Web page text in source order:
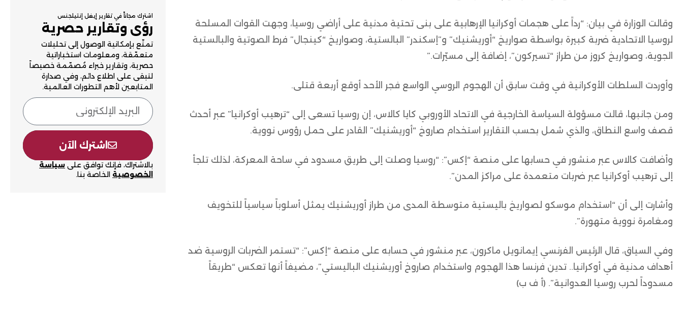
وقالت الوزارة في بيان: “رداً على هجمات أوكرانيا الإرهابية على بنى تحتية مدنية على أراضي روسيا، وجهت القوات المسلحة
لروسيا الاتحادية ضربة كبيرة بواسطة صواريخ “أوريشنيك” و”إسكندر” البالستية، وصواريخ “كينجال” فرط الصوتية والبالستية
الجوية، وصواريخ كروز من طراز “تسيركون”، إضافة إلى مسيّرات.”
وأوردت السلطات الأوكرانية في وقت سابق أن الهجوم الروسي الواسع فجر الأحد أوقع أربعة قتلى.
ومن جانبها، قالت مسؤولة السياسة الخارجية في الاتحاد الأوروبي كايا كالاس، إن روسيا تسعى إلى “ترهيب أوكرانيا” عبر أحدث
قصف واسع النطاق، والذي شمل بحسب التقارير استخدام صاروخ “أوريشنيك” القادر على حمل رؤوس نووية.
وأضافت كالاس عبر منشور في حسابها على منصة “إكس”: “روسيا وصلت إلى طريق مسدود في ساحة المعركة، لذلك تلجأ
إلى ترهيب أوكرانيا عبر ضربات متعمدة على مراكز المدن”.
وأشارت إلى أن “استخدام موسكو لصواريخ باليستية متوسطة المدى من طراز أوريشنيك يمثل أسلوباً سياسياً للتخويف
ومغامرة نووية متهورة”.
وفي السياق، قال الرئيس الفرنسي إيمانويل ماكرون، عبر منشور في حسابه على منصة “إكس”: “تستمر الضربات الروسية ضد
أهداف مدنية في أوكرانيا.. تدين فرنسا هذا الهجوم واستخدام صاروخ أوريشنيك الباليستي”، مضيفاً أنها تعكس “طريقاً
مسدوداً لحرب روسيا العدوانية”. (أ ف ب)
اشترك مجاناً في تقارير إيغل إنتيلجنس
رؤى وتقارير حصرية
تمتّع بإمكانية الوصول إلى تحليلات
متعمّقة، ومعلومات استخباراتية
حصرية، وتقارير خبراء مُصمّمة خصيصاً
لتبقى على اطلاع دائم، وفي صدارة
المتابعين لأهم التطورات العالمية.
اشترك الآن
بالاشتراك، فإنك توافق على سياسة
الخصوصية الخاصة بنا.